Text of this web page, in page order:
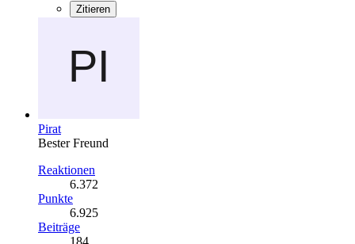
Zitieren
Pirat
Bester Freund
Reaktionen
6.372
Punkte
6.925
Beiträge
184